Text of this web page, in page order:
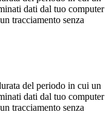
dati dal tuo computer
tracciamento senza
del periodo in cui un
dati dal tuo computer
tracciamento senza